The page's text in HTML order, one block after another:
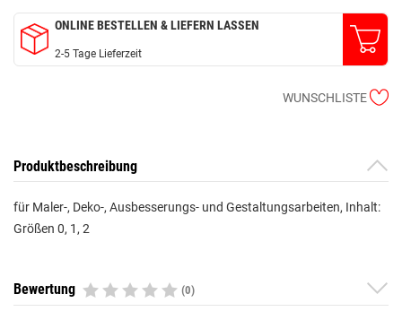
ONLINE BESTELLEN & LIEFERN LASSEN
2-5 Tage Lieferzeit
WUNSCHLISTE
Produktbeschreibung
für Maler-, Deko-, Ausbesserungs- und Gestaltungsarbeiten, Inhalt:
Größen 0, 1, 2
Bewertung (0)